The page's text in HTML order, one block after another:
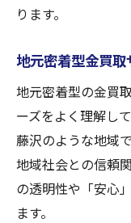
ります。
地元密着型金買
地元密着型の金買
ーズをよく理解し
藤沢のような地域
地域社会との信頼
の透明性や「安心
ます。